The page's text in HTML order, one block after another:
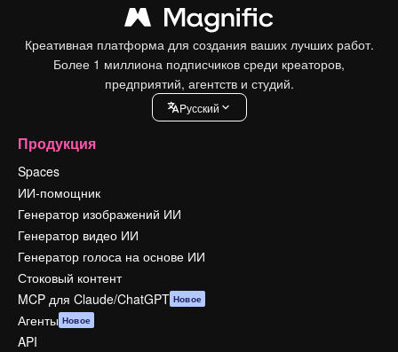
Креативная платформа для создания ваших лучших работ.
Более 1 миллиона подписчиков среди креаторов,
предприятий, агентств и студий.
Pусский
Продукция
Spaces
ИИ-помощник
Генератор изображений ИИ
Генератор видео ИИ
Генератор голоса на основе ИИ
Стоковый контент
MCP для Claude/ChatGPT Новое
Агенты Новое
API